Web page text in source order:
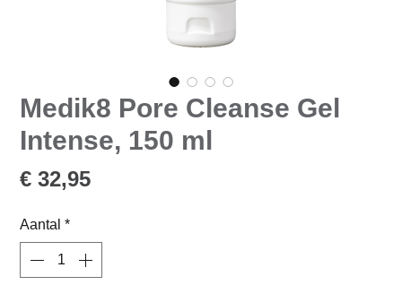
Medik8 Pore Cleanse Gel
Intense, 150 ml
€ 32,95Prijs
Aantal *